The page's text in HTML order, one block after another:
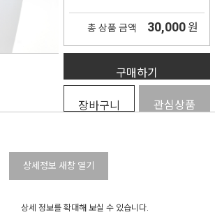
총 상품 금액 30,000 원
구매하기
장바구니 관심상품
상세정보 새창 열기
상세 정보를 확대해 보실 수 있습니다.